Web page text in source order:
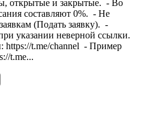
открытые и закрытые. - Во
составляют 0%. - Не
(Подать заявку). -
указании неверной ссылки.
https://t.me/channel - Пример
t.me...